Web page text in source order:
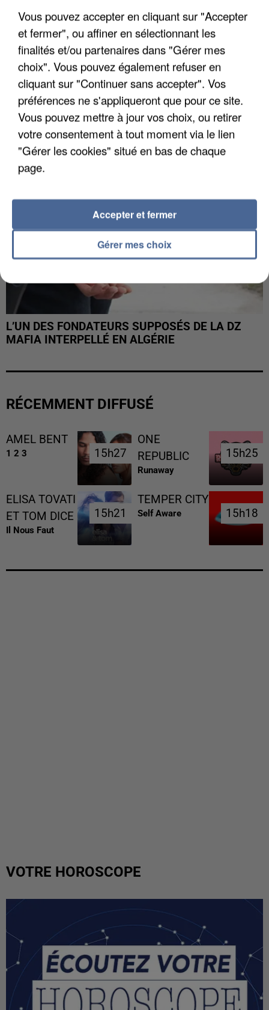
APRÈS TOUTES CES CANICULES, LES REFUGES
DE FAUNE SAUVAGE SONT...
L’UN DES FONDATEURS SUPPOSÉS DE LA DZ
MAFIA INTERPELLÉ EN ALGÉRIE
RÉCEMMENT DIFFUSÉ
AMEL BENT
1 2 3 15h27
15h27
ONE
REPUBLIC
Runaway
15h25
15h25
ELISA TOVATI
ET TOM DICE
Il Nous Faut
15h21
15h21
TEMPER CITY
Self Aware 15h18
15h18
VOTRE HOROSCOPE
Vous pouvez accepter en cliquant sur "Accepter
et fermer", ou affiner en sélectionnant les
finalités et/ou partenaires dans "Gérer mes
choix". Vous pouvez également refuser en
cliquant sur "Continuer sans accepter". Vos
préférences ne s'appliqueront que pour ce site.
Vous pouvez mettre à jour vos choix, ou retirer
votre consentement à tout moment via le lien
"Gérer les cookies" situé en bas de chaque
page.
Gérer mes choix
Accepter et fermer